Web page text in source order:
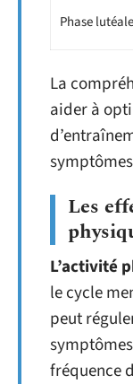
Phase lutéale
La
aider à
Les
L’activité
le cycle
peut
fréquence